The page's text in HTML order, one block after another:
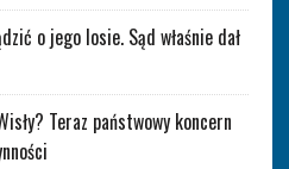
o jego losie. Sąd właśnie dał
Teraz państwowy koncern